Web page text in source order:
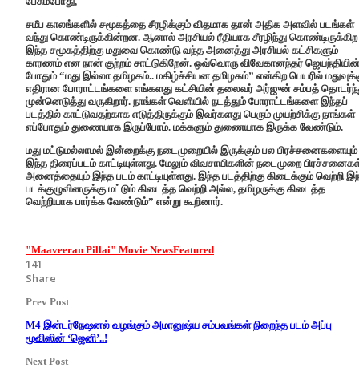
சமீப காலங்களில் சமூகத்தை சீரழிக்கும் விதமாக தான் அதிக அளவில் படங்கள்
வந்து கொண்டிருக்கின்றன. ஆனால் அரசியல் ரீதியாக சீரழிந்து கொண்டிருக்கிற
இந்த சமூகத்திற்கு மதுவை கொண்டு வந்த அனைத்து அரசியல் கட்சிகளும்
காரணம் என நான் குற்றம் சாட்டுகிறேன். ஒவ்வொரு விவேகானந்தர் ஜெயந்தியின்
போதும் “மது இல்லா தமிழகம்.. மகிழ்ச்சியன தமிழகம்” என்கிற பெயரில்
எதிரான போராட்டங்களை எங்களது கட்சியின் தலைவர் அர்ஜுன் சம்பத்
முன்னெடுத்து வருகிறார். நாங்கள் வெளியில் நடத்தும் போராட்டங்களை இந்தப்
படத்தில் காட்டுவதற்காக எடுத்திருக்கும் இவர்களது பெரும் முயற்சிக்கு நாங்கள்
எப்போதும் துணையாக இருப்போம். மக்களும் துணையாக இருக்க வேண்டும்.
மது மட்டுமல்லாமல் இன்றைக்கு நடைமுறையில் இருக்கும் பல பிரச்சனைகளையும்
இந்த திரைப்படம் காட்டியுள்ளது. மேலும் விவசாயிகளின் நடைமுறை
அனைத்தையும் இந்த படம் காட்டியுள்ளது. இந்த படத்திற்கு கிடைக்கும் வெற்றி
படக்குழுவினருக்கு மட்டும் கிடைத்த வெற்றி அல்ல, தமிழருக்கு கிடைத்த
வெற்றியாக பார்க்க வேண்டும்” என்று கூறினார்.
"Maaveeran Pillai" Movie NewsFeatured
141
Share
Prev Post
M4 இன்டர்நேஷனல் வழங்கும் அமானுஷ்ய சம்பவங்கள் நிறைந்த படம் அப்பு
மூவிஸின் ‘ஜெனி’..!
Next Post